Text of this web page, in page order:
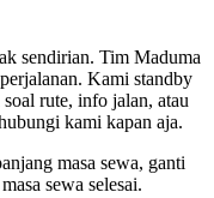
sendirian. Tim Maduma
Kami standby
rute, info jalan, atau
kami kapan aja.
masa sewa, ganti
sewa selesai.